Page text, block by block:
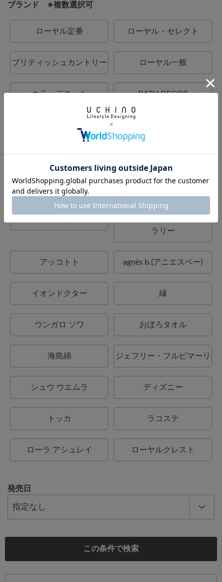
ブランド ※複数選択可
ローヤル定番 ローヤル・セレクト
ブリティッシュカントリー ローヤル一般
カラーデコール BATH DECOR
UCHINO TOUCH UCHINO×mucava
UCHINO art ウチノタオルギャラリー
ラリー
アッコトト agnès b.(アニエスベー)
イオンドクター 縁
ウンガロ ソワ おぼろタオル
海島綿 ジェフリー・フルビマーリ
シュウ ウエムラ ディズニー
トッカ ラコステ
ローラ アシュレイ ローヤルクレスト
発売日
この条件で検索